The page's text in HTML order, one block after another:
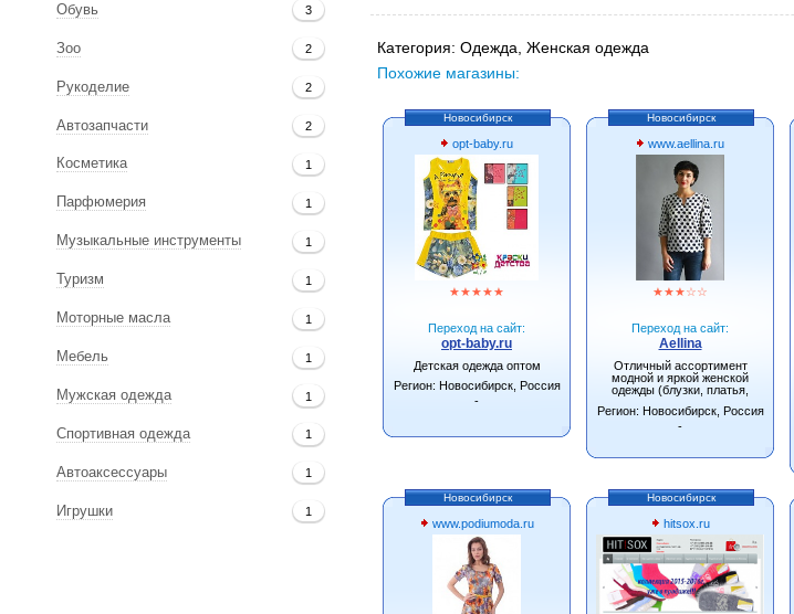
Обувь 3
Зоо 2
Рукоделие 2
Автозапчасти 2
Косметика 1
Парфюмерия 1
Музыкальные инструменты 1
Туризм 1
Моторные масла 1
Мебель 1
Мужская одежда 1
Спортивная одежда 1
Автоаксессуары 1
Игрушки 1
Категория: Одежда, Женская одежда
Похожие магазины:
Новосибирск
opt-baby.ru
★★★★★
Переход на сайт:
opt-baby.ru
Детская одежда оптом
Регион: Новосибирск, Россия
-
Новосибирск
www.aellina.ru
★★★☆☆
Переход на сайт:
Aellina
Отличный ассортимент
модной и яркой женской
одежды (блузки, платья,
Регион: Новосибирск, Россия
-
Новосибирск
www.podiumoda.ru
Новосибирск
hitsox.ru